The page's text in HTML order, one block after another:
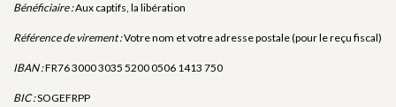
Bénéficiaire :Aux captifs, la libération
Référence de virement :Votre nom et votre adresse postale (pour le reçu fiscal)
IBAN :FR76 3000 3035 5200 0506 1413 750
BIC :SOGEFRPP